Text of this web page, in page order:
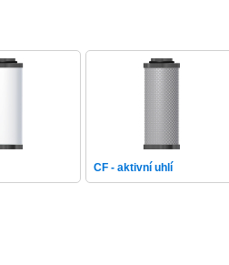
CF - aktivní uhlí